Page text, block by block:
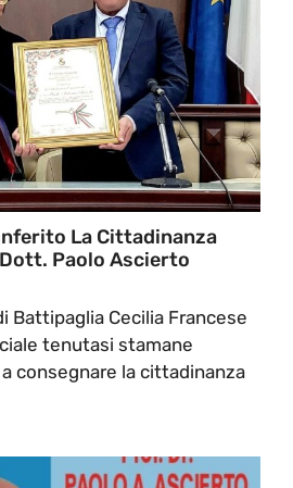
La Cittadinanza
Paolo Ascierto
Battipaglia Cecilia Francese
tenutasi stamane
a consegnare la cittadinanza